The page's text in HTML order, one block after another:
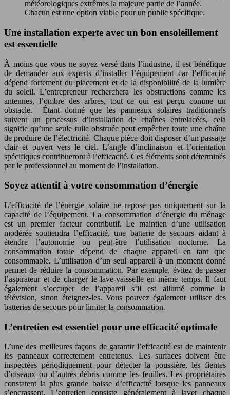
météorologiques extrêmes la majeure partie de l’année.
Chacun est une option viable pour un public spécifique.
Une installation experte avec un bon ensoleillement
est essentielle
À moins que vous ne soyez versé dans l’industrie, il est bénéfique
de demander aux experts d’installer l’équipement car l’efficacité
dépend fortement du placement et de la disponibilité de la lumière
du soleil. L’entrepreneur recherchera les obstructions comme les
antennes, l’ombre des arbres, tout ce qui est perçu comme un
obstacle. Étant donné que les panneaux solaires traditionnels
suivent un processus d’installation de chaînes entrelacées, cela
signifie qu’une seule tuile obstruée peut empêcher toute une chaîne
de produire de l’électricité. Chaque pièce doit disposer d’un passage
clair et ouvert vers le ciel. L’angle d’inclinaison et l’orientation
spécifiques contribueront à l’efficacité. Ces éléments sont déterminés
par le professionnel au moment de l’installation.
Soyez attentif à votre consommation d’énergie
L’efficacité de l’énergie solaire ne repose pas uniquement sur la
capacité de l’équipement. La consommation d’énergie du ménage
est un premier facteur contributif. Le maintien d’une utilisation
modérée soutiendra l’efficacité, une batterie de secours aidant à
étendre l’autonomie ou peut-être l’utilisation nocturne. La
consommation totale dépend de chaque appareil en tant que
consommable. L’utilisation d’un seul appareil à un moment donné
permet de réduire la consommation. Par exemple, évitez de passer
l’aspirateur et de charger le lave-vaisselle en même temps. Il faut
également s’occuper de l’appareil s’il est allumé comme la
télévision, sinon éteignez-les. Vous pouvez également utiliser des
batteries de secours pour limiter la consommation.
L’entretien est essentiel pour une efficacité optimale
L’une des meilleures façons de garantir l’efficacité est de maintenir
les panneaux correctement entretenus. Les surfaces doivent être
inspectées périodiquement pour détecter la poussière, les fientes
d’oiseaux ou d’autres débris comme les feuilles. Les propriétaires
constatent la plus grande baisse d’efficacité lorsque les panneaux
s’encrassent. L’entretien consiste généralement à laver chaque